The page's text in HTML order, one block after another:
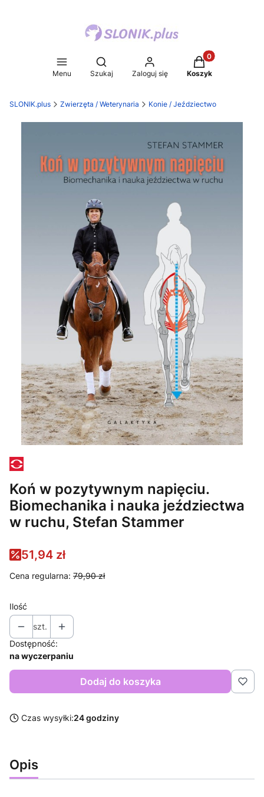
Menu
Otwórz wyszukiwarkę
Szukaj Zaloguj się
Produkty w
Koszyk
SLONIK.plus Zwierzęta / Weterynaria Konie / Jeździectwo
Koń w pozytywnym napięciu.
Biomechanika i nauka jeździectwa
w ruchu, Stefan Stammer
51,94 zł
Cena regularna: 79,90 zł
Ilość
szt.
Dostępność:
na wyczerpaniu
Dodaj do koszyka
Czas wysyłki:24 godziny
Opis